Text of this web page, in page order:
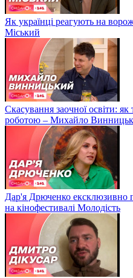
Як українці реагують на
Міський
Скасування заочної освіти:
роботою – Михайло
Дар'я Дрюченко ексклюзивно
на кінофестивалі Молодість